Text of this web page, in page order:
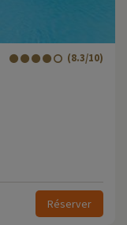
(8.3/10)
Réserver